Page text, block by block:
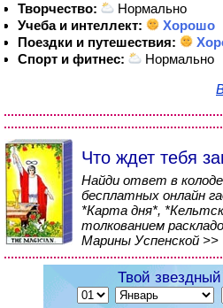
Творчество:
Нормально
Учеба и интеллект:
Хорошо
Поездки и путешествия:
Спорт и фитнес:
Нормально
Что ждет тебя
Найди ответ в
бесплатных онлайн
*Карта дня*,
толкованием
Марины Успенской >>
Твой звездный